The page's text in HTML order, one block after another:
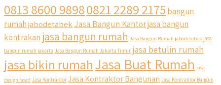
0813 8600 98980821 2289 2175 bangun
rumahjabodetabek Jasa Bangun Kantorjasa bangun
kontrakan jasa bangun rumah Jasa Bangun Rumah jabodetabek jasa
bangun rumah jakarta Jasa Bangun Rumah Jakarta Timur jasa betulin rumah
jasa bikin rumahJasa Buat Rumah jasa
design fasad Jasa Kontraktor Jasa Kontraktor Bangunan Jasa Kontraktor Bangun